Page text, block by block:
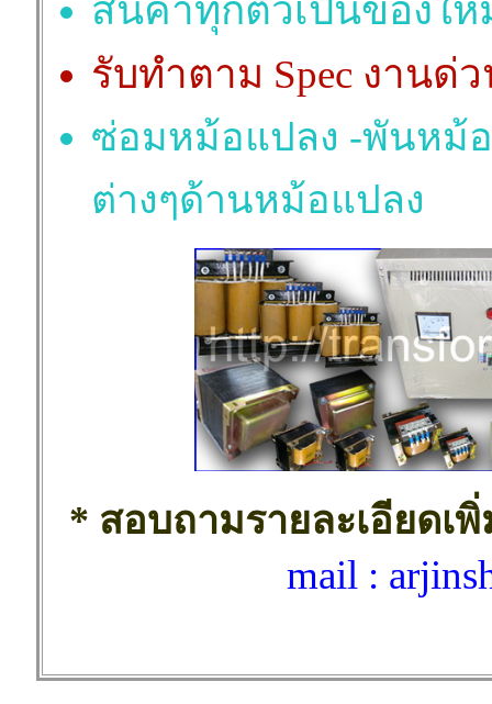
สินค้าทุกตัวเป็นของให
รับทำตาม Spec งานด่
ซ่อมหม้อแปลง -พันหม้
ต่างๆด้านหม้อแปลง
* สอบถามรายละเอียดเ
mail :